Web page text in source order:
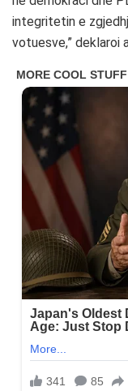
integritetin e
votuesve,” deklaroi